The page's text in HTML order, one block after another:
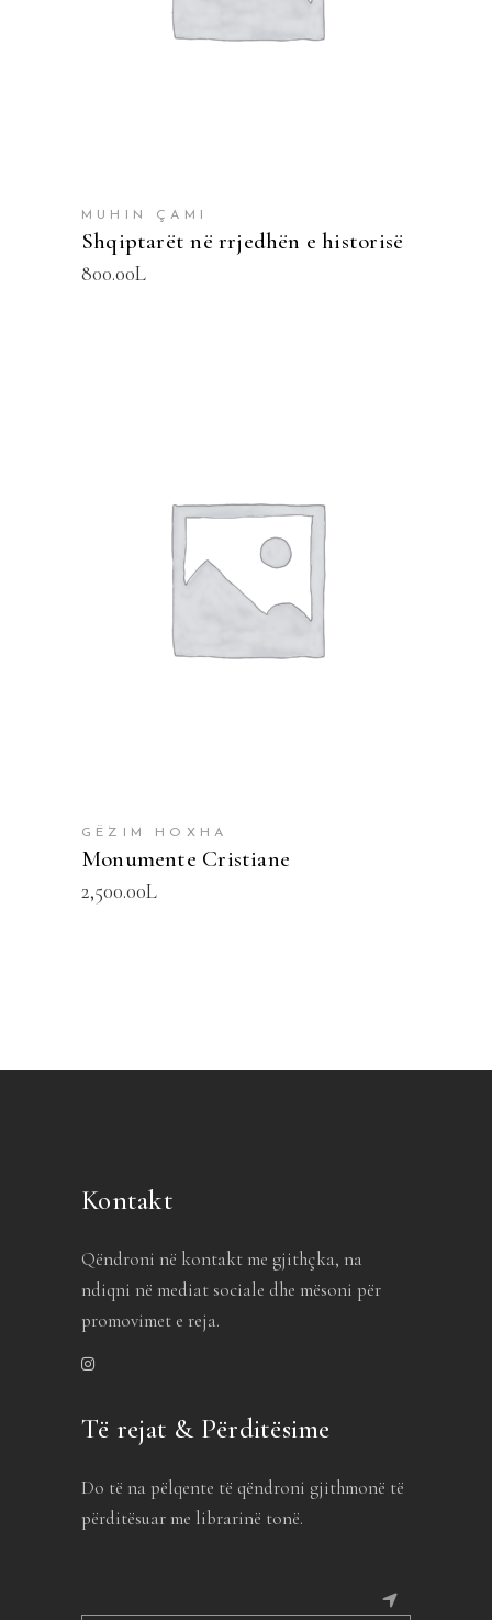
MUHIN ÇAMI
Shqiptarët në rrjedhën e historisë
800.00L
SHTOJE NË SHPORTË
GËZIM HOXHA
Monumente Cristiane
2,500.00L
Kontakt
Qëndroni në kontakt me gjithçka, na
ndiqni në mediat sociale dhe mësoni për
promovimet e reja.
Të rejat & Përditësime
Do të na pëlqente të qëndroni gjithmonë të
përditësuar me librarinë tonë.